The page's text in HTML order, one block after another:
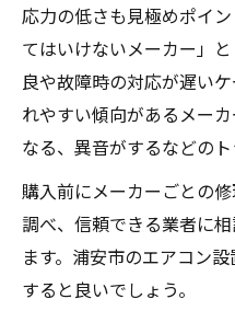
壊れにくいエアコン
壊れにくいエア
方
耐久性重視で選
壊れやすいエア
エアコンの寿命
実際に長持ちす
ト
修理や保証で後悔し
応力の低さも見極めポイ
てはいけないメーカー」
良や故障時の対応が遅い
れやすい傾向があるメー
なる、異音がするなどの
購入前にメーカーごとの
調べ、信頼できる業者に
ます。浦安市のエアコン
すると良いでしょう。